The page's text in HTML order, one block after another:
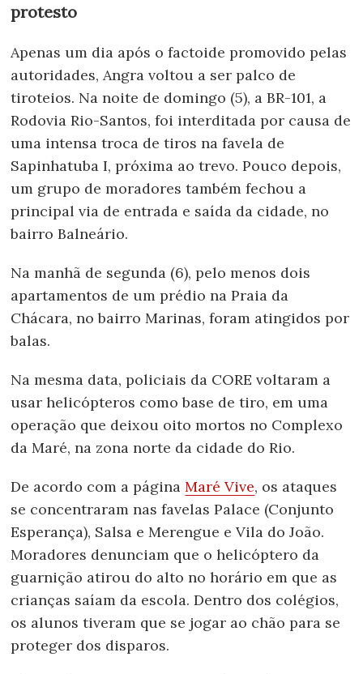
protesto
Apenas um dia após o factoide promovido pelas
autoridades, Angra voltou a ser palco de
tiroteios. Na noite de domingo (5), a BR-101, a
Rodovia Rio-Santos, foi interditada por causa de
uma intensa troca de tiros na favela de
Sapinhatuba I, próxima ao trevo. Pouco depois,
um grupo de moradores também fechou a
principal via de entrada e saída da cidade, no
bairro Balneário.
Na manhã de segunda (6), pelo menos dois
apartamentos de um prédio na Praia da
Chácara, no bairro Marinas, foram atingidos por
balas.
Na mesma data, policiais da CORE voltaram a
usar helicópteros como base de tiro, em uma
operação que deixou oito mortos no Complexo
da Maré, na zona norte da cidade do Rio.
De acordo com a páginaMaré Vive, os ataques
se concentraram nas favelas Palace (Conjunto
Esperança), Salsa e Merengue e Vila do João.
Moradores denunciam que o helicóptero da
guarnição atirou do alto no horário em que as
crianças saíam da escola. Dentro dos colégios,
os alunos tiveram que se jogar ao chão para se
proteger dos disparos.